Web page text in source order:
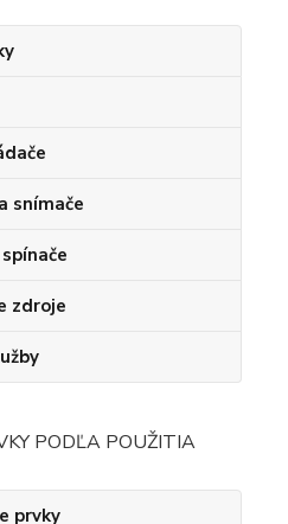
snímače
zdroje
PODĽA POUŽITIA
prvky